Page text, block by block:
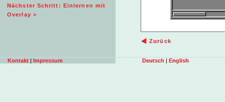
Nächster Schritt: Einlernen mit
Overlay >
Zurück
Kontakt | Impressum Deutsch | English